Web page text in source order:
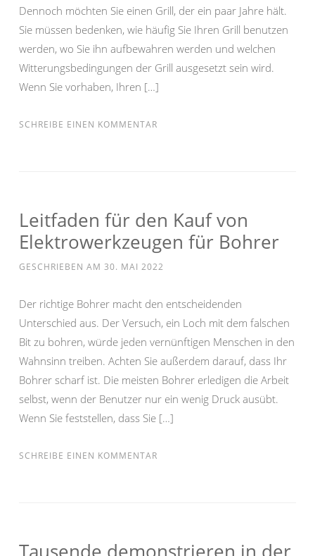
Dennoch möchten Sie einen Grill, der ein paar Jahre hält.
Sie müssen bedenken, wie häufig Sie Ihren Grill benutzen
werden, wo Sie ihn aufbewahren werden und welchen
Witterungsbedingungen der Grill ausgesetzt sein wird.
Wenn Sie vorhaben, Ihren […]
SCHREIBE EINEN KOMMENTAR
Leitfaden für den Kauf von
Elektrowerkzeugen für Bohrer
GESCHRIEBEN AM 30. MAI 2022
Der richtige Bohrer macht den entscheidenden
Unterschied aus. Der Versuch, ein Loch mit dem falschen
Bit zu bohren, würde jeden vernünftigen Menschen in den
Wahnsinn treiben. Achten Sie außerdem darauf, dass Ihr
Bohrer scharf ist. Die meisten Bohrer erledigen die Arbeit
selbst, wenn der Benutzer nur ein wenig Druck ausübt.
Wenn Sie feststellen, dass Sie […]
SCHREIBE EINEN KOMMENTAR